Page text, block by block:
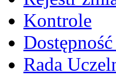
Kontrole
Rada